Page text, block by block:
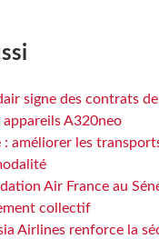
signe des contrats
appareils A320neo
: améliorer les
Air France au
collectif
Airlines renforce la